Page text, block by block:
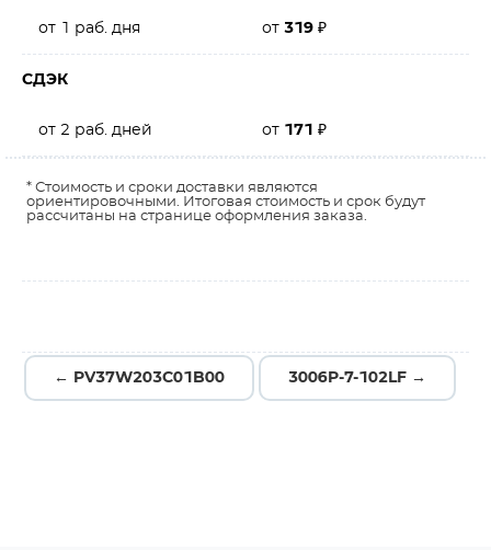
от 1 раб. дня от 319 ₽
СДЭК
от 2 раб. дней от 171 ₽
* Стоимость и сроки доставки являются
ориентировочными. Итоговая стоимость и срок будут
рассчитаны на странице оформления заказа.
← PV37W203C01B00 3006P-7-102LF →